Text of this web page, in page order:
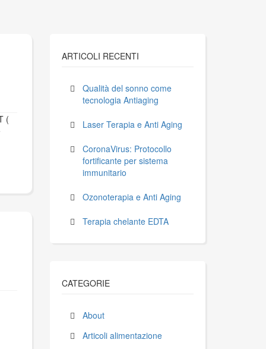
(
ARTICOLI RECENTI
Qualità del sonno come
tecnologia Antiaging
Laser Terapia e Anti Aging
CoronaVirus: Protocollo
fortificante per sistema
immunitario
Ozonoterapia e Anti Aging
Terapia chelante EDTA
CATEGORIE
About
Articoli alimentazione